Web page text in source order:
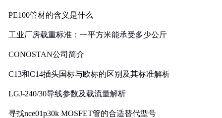
PE100管材的含义是什么
工业厂房载重标准：一平方米能承受多少公斤
CONOSTAN公司简介
C13和C14插头国标与欧标的区别及其标准解析
LGJ-240/30导线参数及载流量解析
寻找nce01p30k MOSFET管的合适替代型号